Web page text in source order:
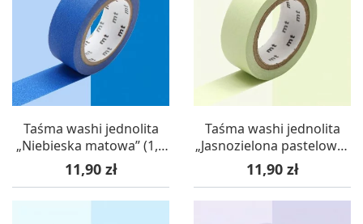
Taśma washi jednolita
„Niebieska matowa” (1,5
cm x 7 m) – mt masking
tape
Cena
11,90 zł
Taśma washi jednolita
„Jasnozielona pastelowa”
(1,5 cm x 7 m) – mt
masking tape
Cena
11,90 zł